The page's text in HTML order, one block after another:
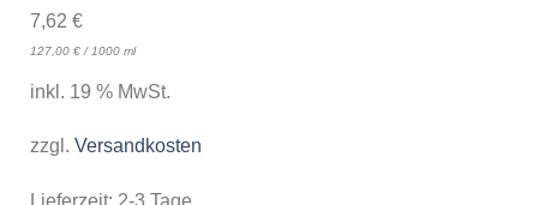
7,62 €
127,00 €/ 1000 ml
inkl. 19 % MwSt.
zzgl. Versandkosten